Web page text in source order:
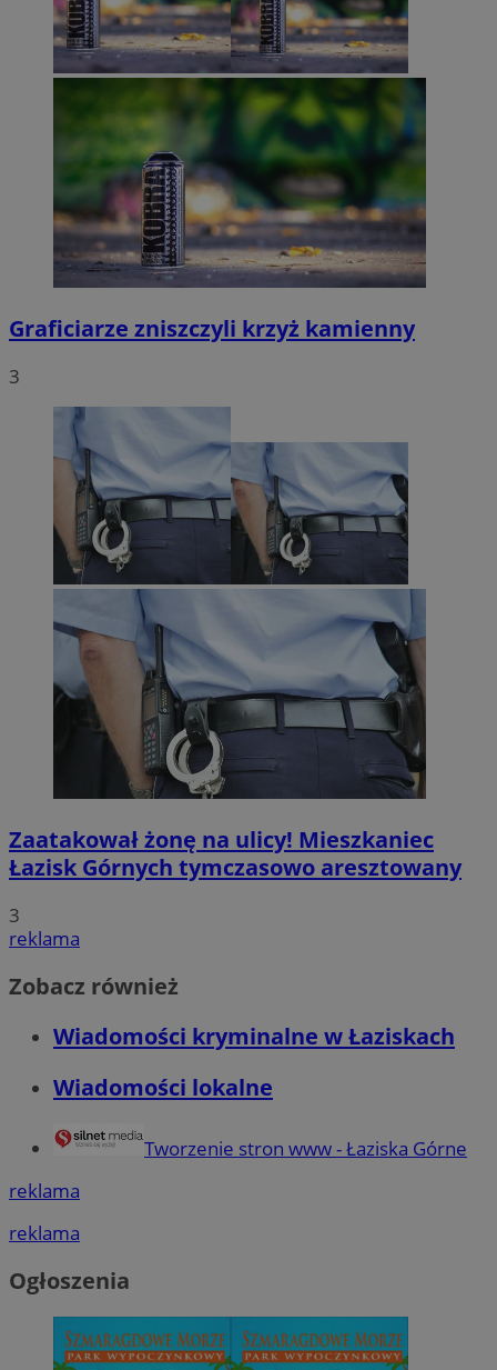
Graficiarze zniszczyli krzyż kamienny
3
Zaatakował żonę na ulicy! Mieszkaniec
Łazisk Górnych tymczasowo aresztowany
3
reklama
Zobacz również
Wiadomości kryminalne w Łaziskach
Wiadomości lokalne
Tworzenie stron www - Łaziska Górne
reklama
reklama
Ogłoszenia